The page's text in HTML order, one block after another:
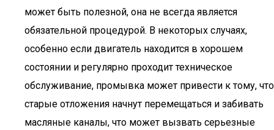
может быть полезной, она не всегда является
обязательной процедурой. В некоторых случаях,
особенно если двигатель находится в хорошем
состоянии и регулярно проходит техническое
обслуживание, промывка может привести к тому, что
старые отложения начнут перемещаться и забивать
масляные каналы, что может вызвать серьезные